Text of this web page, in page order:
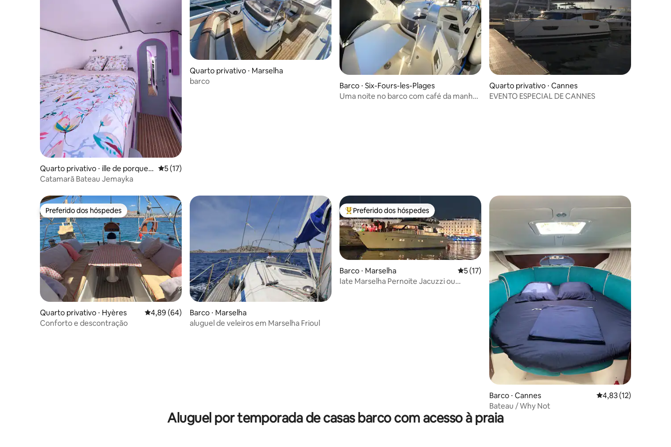
Quarto privativo ⋅ ille de porquer
olle
5 de uma avaliação média de 5, 17 avaliações
5 (17)
Catamarã Bateau Jemayka
Quarto privativo ⋅ Marselha
barco
Barco ⋅ Six-Fours-les-Plages
Uma noite no barco com café da manhã
Quarto privativo ⋅ Cannes
EVENTO ESPECIAL DE CANNES
Preferido dos hóspedes
Preferido dos hóspedes
Quarto privativo ⋅ Hyères 4,89 de uma avaliação média de 5, 64 avaliações
4,89 (64)
Conforto e descontração
Barco ⋅ Marselha
aluguel de veleiros em Marselha Frioul
Entre os melhores preferidos dos hóspedes
Preferido dos hóspedes
Barco ⋅ Marselha 5 de uma avaliação média de 5, 17 avaliações
5 (17)
Iate Marselha Pernoite Jacuzzi ou
Barco ⋅ Cannes 4,83 de uma
4,83 (12)
Bateau / Why Not
Aluguel por temporada de casas barco com acesso à praia